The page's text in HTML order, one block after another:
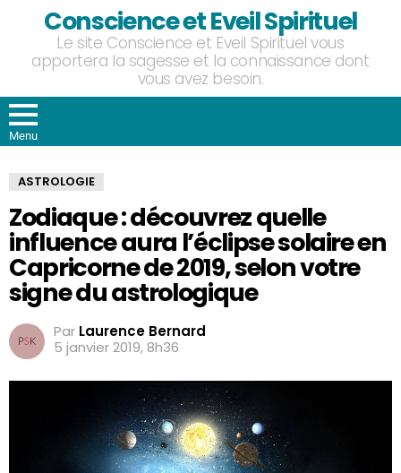
Conscience et Eveil Spirituel
Le site Conscience et Eveil Spirituel vous
apportera la sagesse et la connaissance dont
vous avez besoin.
Menu
ASTROLOGIE
Zodiaque : découvrez quelle
influence aura l’éclipse solaire en
Capricorne de 2019, selon votre
signe du astrologique
Par Laurence Bernard
5 janvier 2019, 8h36